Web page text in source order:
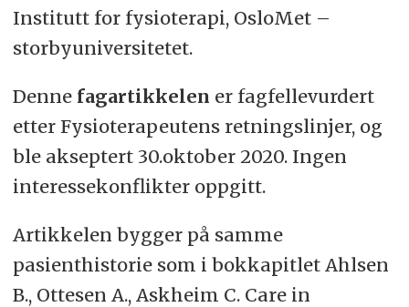
Institutt for fysioterapi, OsloMet –
storbyuniversitetet.
Denne fagartikkelen er fagfellevurdert
etter Fysioterapeutens retningslinjer, og
ble akseptert 30.oktober 2020. Ingen
interessekonflikter oppgitt.
Artikkelen bygger på samme
pasienthistorie som i bokkapitlet Ahlsen
B., Ottesen A., Askheim C. Care in